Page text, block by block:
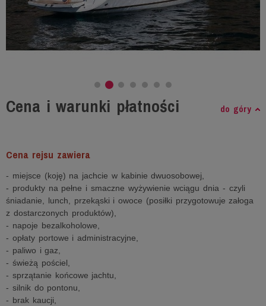
Cena i warunki płatności do góry
Cena rejsu zawiera
- miejsce (koję) na jachcie w kabinie dwuosobowej,
- produkty na pełne i smaczne wyżywienie wciągu dnia - czyli
śniadanie, lunch, przekąski i owoce (posiłki przygotowuje załoga
z dostarczonych produktów),
- napoje bezalkoholowe,
- opłaty portowe i administracyjne,
- paliwo i gaz,
- świeżą pościel,
- sprzątanie końcowe jachtu,
- silnik do pontonu,
- brak kaucji,